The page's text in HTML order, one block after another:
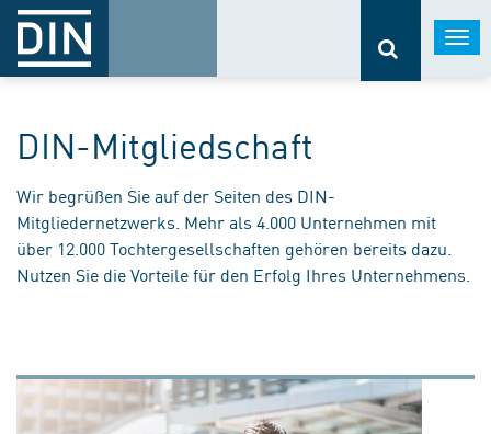
DIN-Mitgliedschaft
Wir begrüßen Sie auf der Seiten des DIN-
Mitgliedernetzwerks. Mehr als 4.000 Unternehmen mit
über 12.000 Tochtergesellschaften gehören bereits dazu.
Nutzen Sie die Vorteile für den Erfolg Ihres Unternehmens.